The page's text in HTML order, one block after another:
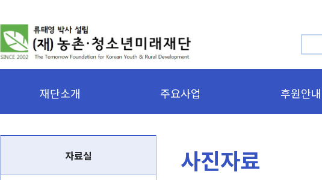
재단소개 주요사업 후원안내
자료실 사진자료